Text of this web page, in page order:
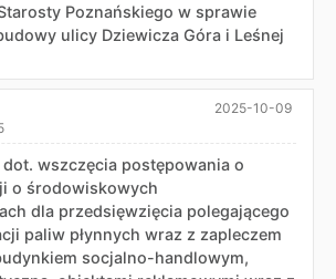
Poznańskiego w sprawie
ulicy Dziewicza Góra i Leśnej
2025-10-09
wszczęcia postępowania o
o środowiskowych
dla przedsięwzięcia polegającego
paliw płynnych wraz z zapleczem
socjalno-handlowym,